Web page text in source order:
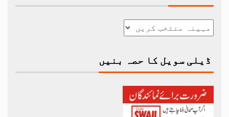
ڈیلی سویل کا حصہ بنیں